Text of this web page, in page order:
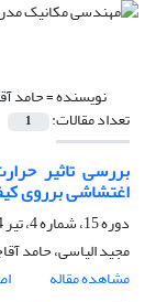
نویسنده =حامد
تعداد مقالات: 1
بررسی تاثیر
اغتشاشی برروی
دوره 15، شماره 4، تیر 1394، صفحه
مجید الیاسی، حامد
مشاهده مقاله